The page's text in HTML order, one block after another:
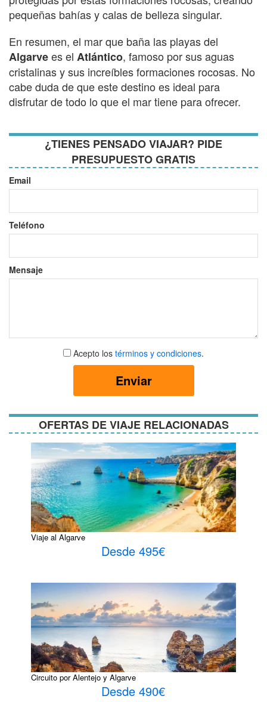
pequeñas bahías y calas de belleza singular.
En resumen, el mar que baña las playas del
Algarvees el Atlántico, famoso por sus aguas
cristalinas y sus increíbles formaciones rocosas. No
cabe duda de que este destino es ideal para
disfrutar de todo lo que el mar tiene para ofrecer.
¿TIENES PENSADO VIAJAR? PIDE
PRESUPUESTO GRATIS
Email
Teléfono
Mensaje
Aceptar
términos
Acepto los términos y condiciones.
Enviar
OFERTAS DE VIAJE RELACIONADAS
Viaje al Algarve
Desde 495€
Circuito por Alentejo y Algarve
Desde 490€